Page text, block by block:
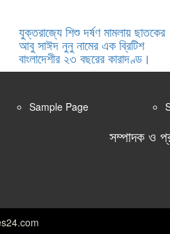
যুক্তরাজ্যে শিশু দর্ষণ মামলায় ছাতকের
আবু সাঈদ নুনু নামের এক ব্রিটিশ
বাংলাদেশীর ২৩ বছরের কারাদণ্ড।
Sample Page
সম্পাদক ও